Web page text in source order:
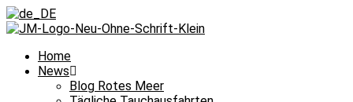
Home
News
Blog Rotes Meer